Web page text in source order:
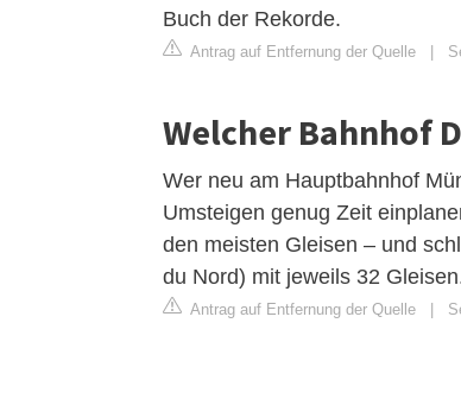
Buch der Rekorde.
Antrag auf Entfernung der Quelle |
Welcher Bahnhof
Wer neu am Hauptbahnhof
Umsteigen genug Zeit
den meisten Gleisen – und
du Nord) mit jeweils 32
Antrag auf Entfernung der Quelle |